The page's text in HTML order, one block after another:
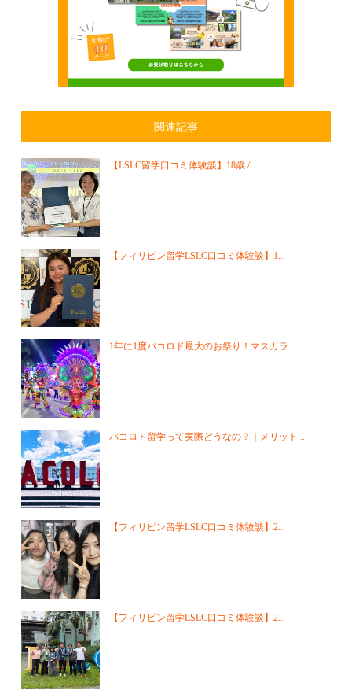
関連記事
【LSLC留学口コミ体験談】18歳 / ...
【フィリピン留学LSLC口コミ体験談】1...
1年に1度バコロド最大のお祭り！マスカラ...
バコロド留学って実際どうなの？｜メリット...
【フィリピン留学LSLC口コミ体験談】2...
【フィリピン留学LSLC口コミ体験談】2...